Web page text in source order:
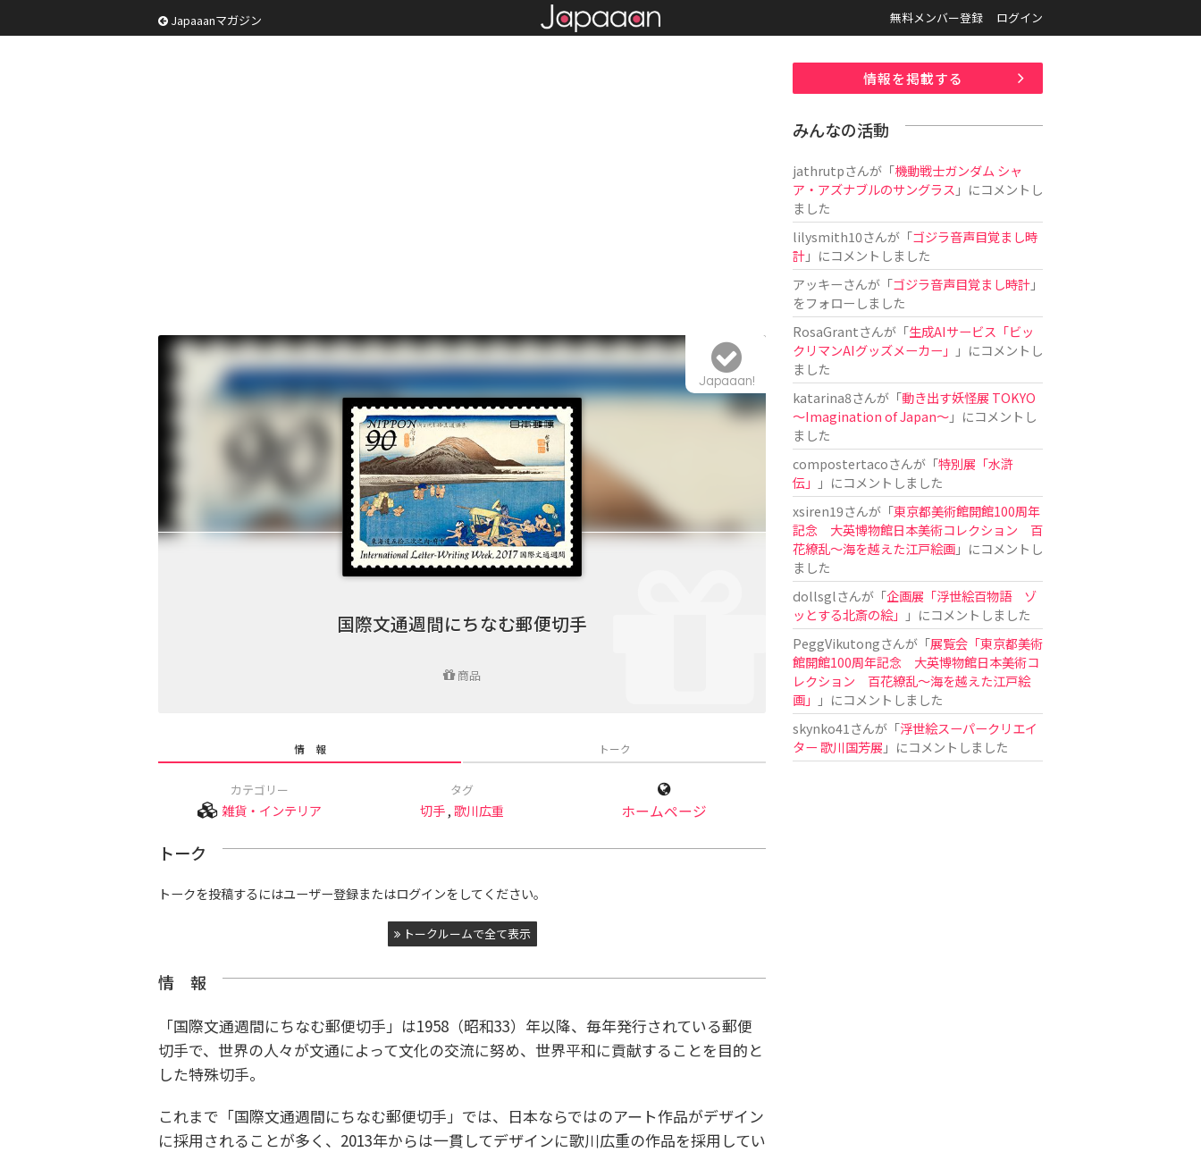
Japaaanマガジン 無料メンバー登録 ログイン
国際文通週間にちなむ郵便切手
商品
Japaaan!
情 報 トーク
カテゴリー
雑貨・インテリア
タグ
切手,歌川広重 ホームページ
トーク
トークを投稿するにはユーザー登録またはログインをしてください。
トークルームで全て表示
情 報
「国際文通週間にちなむ郵便切手」は1958（昭和33）年以降、毎年発行されている郵便
切手で、世界の人々が文通によって文化の交流に努め、世界平和に貢献することを目的と
した特殊切手。
これまで「国際文通週間にちなむ郵便切手」では、日本ならではのアート作品がデザイン
に採用されることが多く、2013年からは一貫してデザインに歌川広重の作品を採用してい
情報を掲載する
みんなの活動
jathrutpさんが「機動戦士ガンダム シャ
ア・アズナブルのサングラス 」にコメントし
ました
lilysmith10さんが「ゴジラ音声目覚まし時
計」にコメントしました
アッキーさんが「ゴジラ音声目覚まし時計」
をフォローしました
RosaGrantさんが「生成AIサービス「ビッ
クリマンAIグッズメーカー」
」にコメントし
ました
katarina8さんが「動き出す妖怪展 TOKYO
〜Imagination of Japan〜」にコメントし
ました
compostertacoさんが「特別展「水滸
伝」
」にコメントしました
xsiren19さんが「東京都美術館開館100周年
記念 大英博物館日本美術コレクション 百
花繚乱～海を越えた江戸絵画」にコメントし
ました
dollsglさんが「企画展「浮世絵百物語 ゾ
ッとする北斎の絵」
」にコメントしました
PeggVikutongさんが「展覧会「東京都美術
館開館100周年記念 大英博物館日本美術コ
レクション 百花繚乱〜海を越えた江戸絵
画」
」にコメントしました
skynko41 さんが「浮世絵スーパークリエイ
ター 歌川国芳展 」にコメントしました